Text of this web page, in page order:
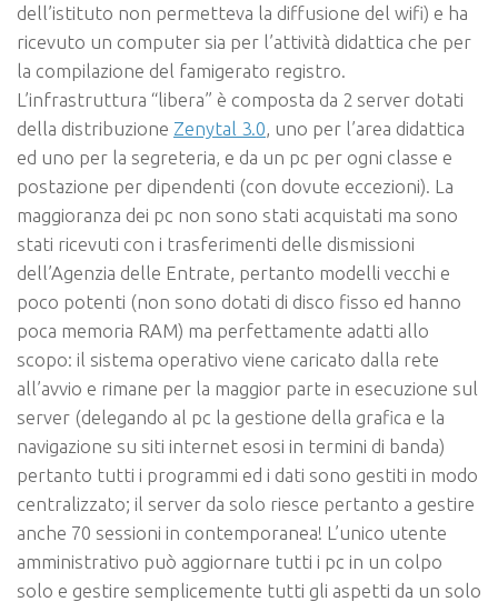
dell’istituto non permetteva la diffusione del wifi) e ha
ricevuto un computer sia per l’attività didattica che per
la compilazione del famigerato registro.
L’infrastruttura “libera” è composta da 2 server dotati
della distribuzione Zenytal 3.0, uno per l’area didattica
ed uno per la segreteria, e da un pc per ogni classe e
postazione per dipendenti (con dovute eccezioni). La
maggioranza dei pc non sono stati acquistati ma sono
stati ricevuti con i trasferimenti delle dismissioni
dell’Agenzia delle Entrate, pertanto modelli vecchi e
poco potenti (non sono dotati di disco fisso ed hanno
poca memoria RAM) ma perfettamente adatti allo
scopo: il sistema operativo viene caricato dalla rete
all’avvio e rimane per la maggior parte in esecuzione sul
server (delegando al pc la gestione della grafica e la
navigazione su siti internet esosi in termini di banda)
pertanto tutti i programmi ed i dati sono gestiti in modo
centralizzato; il server da solo riesce pertanto a gestire
anche 70 sessioni in contemporanea! L’unico utente
amministrativo può aggiornare tutti i pc in un colpo
solo e gestire semplicemente tutti gli aspetti da un solo